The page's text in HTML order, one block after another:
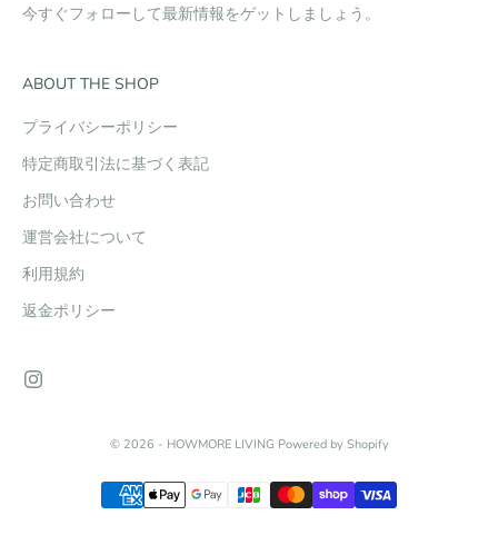
今すぐフォローして最新情報をゲットしましょう。
ABOUT THE SHOP
プライバシーポリシー
特定商取引法に基づく表記
お問い合わせ
運営会社について
利用規約
返金ポリシー
© 2026 - HOWMORE LIVING Powered by Shopify